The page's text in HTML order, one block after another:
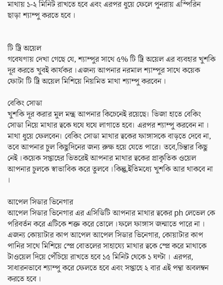
মাথায় ১-২ মিনিট রাখতে হবে এবং এরপর ধুয়ে ফেলে পুনরায় এস্পিরিন
ছাড়া শ্যাম্পু করতে হবে ।
টি ট্রি অয়েল
গবেষণায় দেখা গেছে যে, শ্যাম্পুর সাথে ৫% টি ট্রি অয়েল এর ব্যবহার খুশকি
দূর করতে খুবই কার্যকর ।এজন্য আপনার নরমাল শ্যাম্পুর সাথে কয়েক
ফোটা টি ট্রি অয়েল মিশিয়ে নিয়মিত মাথা শ্যাম্পু করবেন ।
বেকিং সোডা
খুশকি দূর করার মুল মন্ত্র আপনার কিচেনেই রয়েছে। ভিজা হাতে বেকিং
সোডা নিয়ে মাথার ত্বকে ঘষে ঘষে লাগাতে হবে। এরপর শ্যাম্পু করবেন না ।
মাথা ধুয়ে ফেলবেন। বেকিং সোডা মাথার ত্বকের ফাঙ্গাসকে বাড়তে দেবে না,
তবে আপনার চুল কিছুদিনের জন্য রুক্ষ হয়ে যেতে পারে। তবে,চিন্তার কিছু
নেই ।কয়েক সপ্তাহের ভিতরেই আপনার মাথার ত্বকের প্রাকৃতিক ওয়েল
আপনার চুলকে স্বাভাবিক করে তুলবে ।কিন্তু,ইতিমধ্যে খুশকি আর থাকবে না
।
আপেল সিডার ভিনেগার
আপেল সিডার ভিনেগার এর এসিডিটি আপনার মাথার ত্বকের ph লেভেল কে
পরিবর্তন করে এটিকে শক্ত করে তোলে ।ফলে ফাঙ্গাস জন্মাতে পারে না ।
এজন্য কোয়াটার কাপ আপেল আপেল সিডার ভিনেগার, কোয়াটার কাপ
পানির সাথে মিশিয়ে স্প্রে বোতলের সাহায্যে মাথার ত্বকে স্প্রে করে মাথাকে
টাওয়েল দিয়ে পেঁচিয়ে রাখতে হবে ১৫ মিনিট থেকে ১ ঘণ্টা । এরপর,
সাধারনভাবে শ্যাম্পু করে ফেলতে হবে এবং সপ্তাহে ২ বার এই পন্থা অবলম্বন
করতে হবে ।